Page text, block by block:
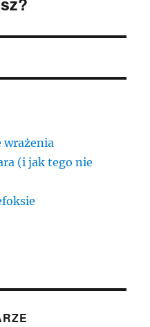
wrażenia
(i jak tego nie